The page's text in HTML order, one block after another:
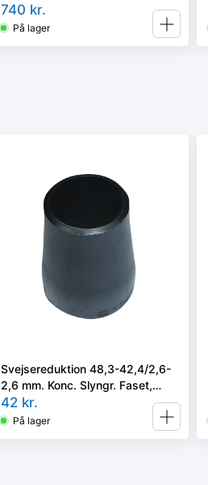
5251/EN10253-3 el. 4 i vort valg
740 kr.
På lager
Svejsereduktion 48,3-42,4/2,6-
2,6 mm. Konc. Slyngr. Faset,
Kval. P235GH, EN 10253-2/rk2
type B.
42 kr.
På lager